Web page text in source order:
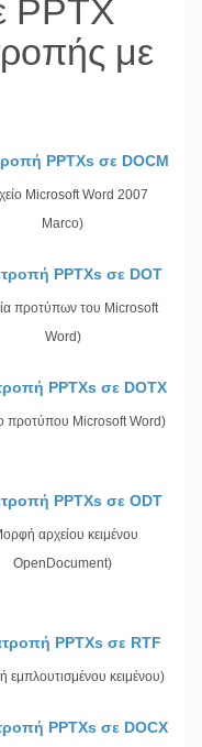
PPTX
με
PPTXs σε DOCM
Microsoft Word 2007
Marco)
PPTXs σε DOT
προτύπων του Microsoft
Word)
PPTXs σε DOTX
προτύπου Microsoft Word)
PPTXs σε ODT
αρχείου κειμένου
OpenDocument)
PPTXs σε RTF
εμπλουτισμένου κειμένου)
PPTXs σε DOCX